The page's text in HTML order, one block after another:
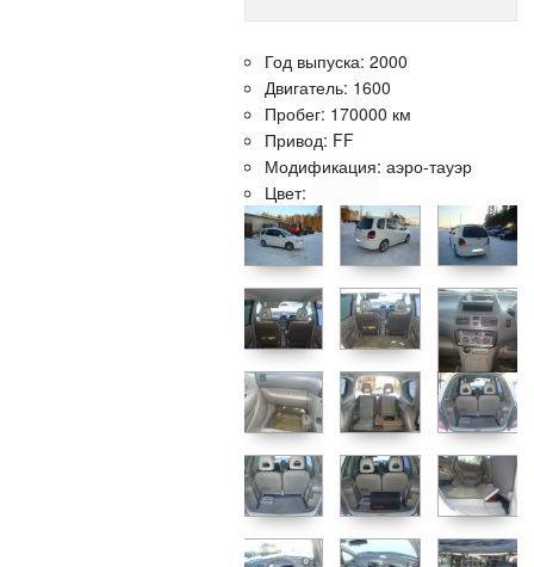
Год выпуска: 2000
Двигатель: 1600
Пробег: 170000 км
Привод: FF
Модификация: аэро-тауэр
Цвет: